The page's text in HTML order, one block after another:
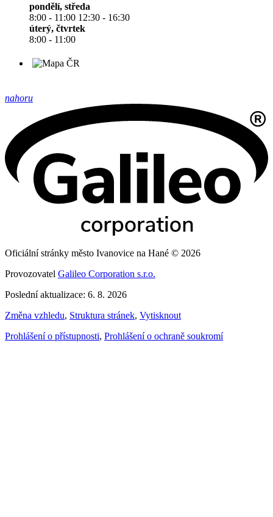
pondělí, středa
8:00 - 11:00 12:30 - 16:30
úterý, čtvrtek
8:00 - 11:00
nahoru
Oficiální stránky město Ivanovice na Hané © 2026
Provozovatel Galileo Corporation s.r.o.
Poslední aktualizace: 6. 8. 2026
Změna vzhledu, Struktura stránek, Vytisknout
Prohlášení o přístupnosti, Prohlášení o ochraně soukromí